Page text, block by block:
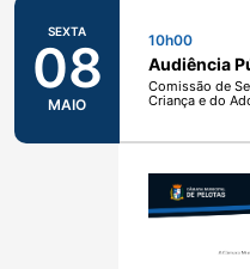
SEXTA
08
MAIO
10h00
Audiência
Comissão de
Criança e do